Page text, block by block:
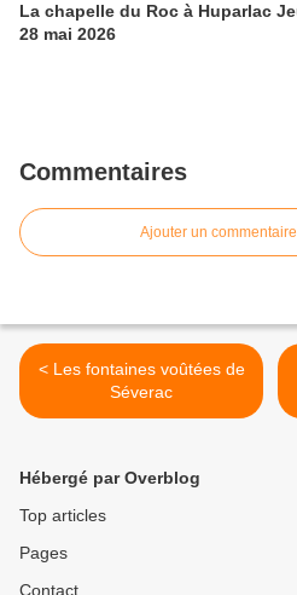
La chapelle du Roc à Huparlac Jeudi
28 mai 2026
Commentaires
Ajouter un commentaire
< Les fontaines voûtées de
Séverac
Hébergé par Overblog
Top articles
Pages
Contact